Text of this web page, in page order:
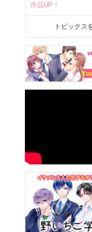
作品UP！
トピックス